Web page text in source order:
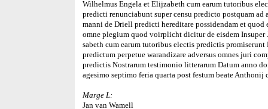
Wilhelmus Engela et Elijzabeth cum earum tutoribus
predicti renunciabunt super censu predicto postquam ad
manni de Driell predicti hereditare possidendam et
omne plegium quod voirplicht dicitur de eisdem Insuper
sabeth cum earum tutoribus electis predictis
predictum perpetue warandizare adversus omnes juri
predictis Nostrarum testimonio litterarum Datum anno
agesimo septimo feria quarta post festum beate Anthonij
Marge L:
Jan van Wamell